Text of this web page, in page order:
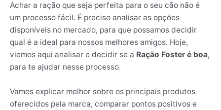
Achar a ração que seja perfeita para o seu cão não é
um processo fácil. É preciso analisar as opções
disponíveis no mercado, para que possamos decidir
qual é a ideal para nossos melhores amigos. Hoje,
viemos aqui analisar e decidir se a Ração Foster é boa,
para te ajudar nesse processo.
Vamos explicar melhor sobre os principais produtos
oferecidos pela marca, comparar pontos positivos e